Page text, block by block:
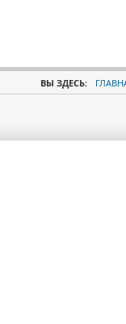
ВЫ ЗДЕСЬ: